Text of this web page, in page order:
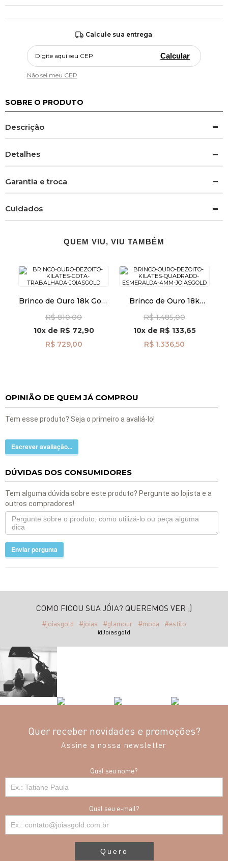
Calcule sua entrega
Calcular
Não sei meu CEP
SOBRE O PRODUTO
Descrição
Detalhes
Garantia e troca
Cuidados
QUEM VIU, VIU TAMBÉM
Brinco de Ouro 18k Gota
R$ 810,00
10xde R$ 72,90
R$ 729,00
Brinco de Ouro 18k
Esmeralda de 4mm
br29489
R$ 1.485,00
10xde R$ 133,65
R$ 1.336,50
OPINIÃO DE QUEM JÁ COMPROU
Tem esse produto? Seja o primeiro a avaliá-lo!
Escrever avaliação...
DÚVIDAS DOS CONSUMIDORES
Tem alguma dúvida sobre este produto? Pergunte ao lojista e a
outros compradores!
Enviar pergunta
COMO FICOU SUA JÓIA? QUEREMOS VER ;)
#joiasgold #joias #glamour #moda #estilo
@Joiasgold
Quer receber novidades e promoções?
Assine a nossa newsletter
Qual seu nome?
Qual seu e-mail?
Quero